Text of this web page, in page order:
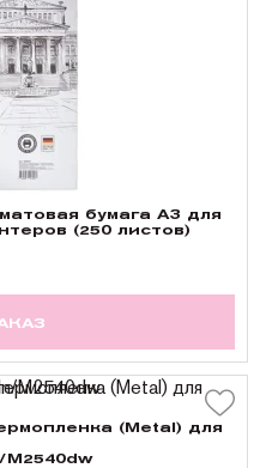
бумага А3 для
(250 листов)
(Metal) для
M2540dw